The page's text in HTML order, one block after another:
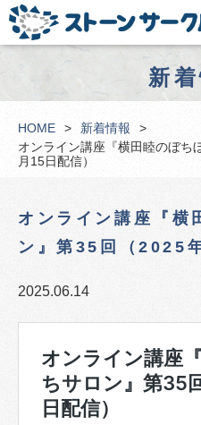
新
HOME
新着情報
オンライン講座『横田睦のぼち
月15日配信）
オンライン講座『横
ン』第35回（2025
2025.06.14